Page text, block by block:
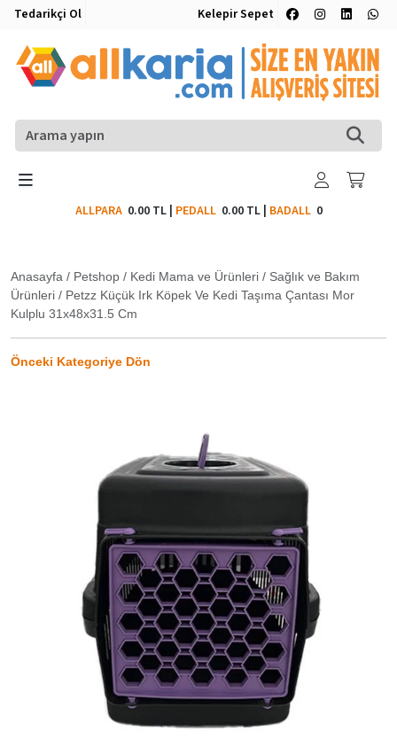
Tedarikçi Ol Kelepir Sepet
ALLPARA 0.00 TL| PEDALL 0.00 TL| BADALL0
Anasayfa / Petshop / Kedi Mama ve Ürünleri / Sağlık ve Bakım
Ürünleri / Petzz Küçük Irk Köpek Ve Kedi Taşıma Çantası Mor
Kulplu 31x48x31.5 Cm
Önceki Kategoriye Dön